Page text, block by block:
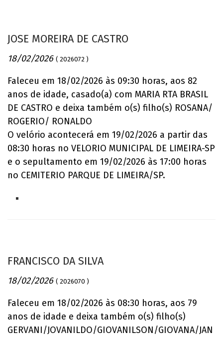
JOSE MOREIRA DE CASTRO
18/02/2026 ( 2026072 )
Faleceu em 18/02/2026 às 09:30 horas, aos 82
anos de idade, casado(a) com MARIA RTA BRASIL
DE CASTRO e deixa também o(s) filho(s) ROSANA/
ROGERIO/ RONALDO
O velório acontecerá em 19/02/2026 a partir das
08:30 horas no VELORIO MUNICIPAL DE LIMEIRA-SP
e o sepultamento em 19/02/2026 às 17:00 horas
no CEMITERIO PARQUE DE LIMEIRA/SP.
FRANCISCO DA SILVA
18/02/2026 ( 2026070 )
Faleceu em 18/02/2026 às 08:30 horas, aos 79
anos de idade e deixa também o(s) filho(s)
GERVANI/JOVANILDO/GIOVANILSON/GIOVANA/JAN